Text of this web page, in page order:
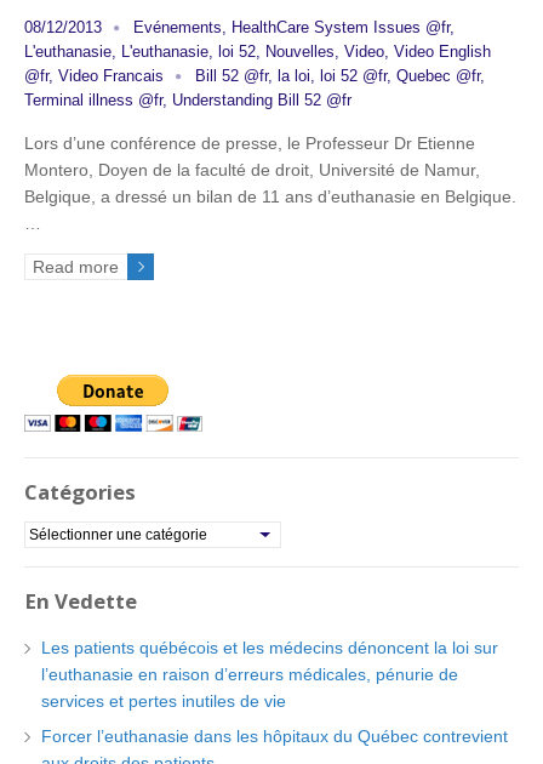
08/12/2013 Evénements, HealthCare System Issues @fr,
L'euthanasie, L'euthanasie, loi 52, Nouvelles, Video, Video English
@fr, Video Francais Bill 52 @fr, la loi, loi 52 @fr, Quebec @fr,
Terminal illness @fr, Understanding Bill 52 @fr
Lors d’une conférence de presse, le Professeur Dr Etienne
Montero, Doyen de la faculté de droit, Université de Namur,
Belgique, a dressé un bilan de 11 ans d’euthanasie en Belgique.
Read more
Catégories
C
é
g
e
En Vedette
Les patients québécois et les médecins dénoncent la loi sur
l’euthanasie en raison d’erreurs médicales, pénurie de
services et pertes inutiles de vie
Forcer l’euthanasie dans les hôpitaux du Québec contrevient